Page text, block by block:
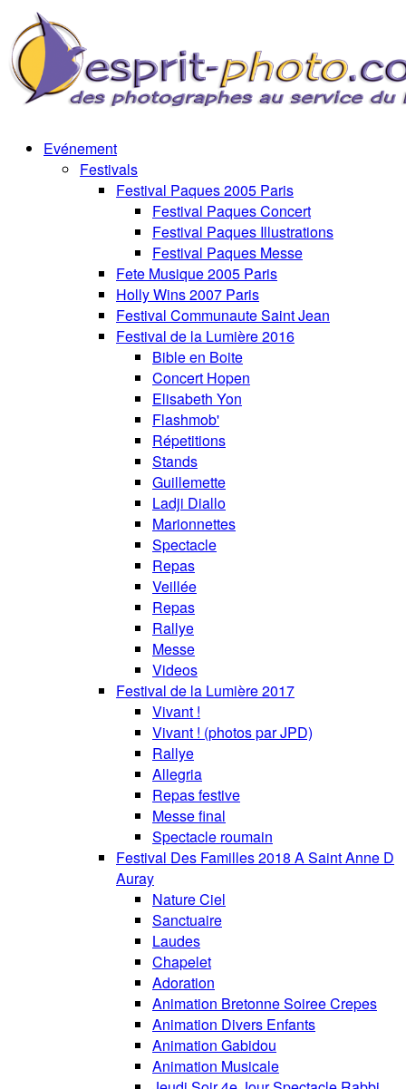
Evénement
Festivals
Festival Paques 2005 Paris
Festival Paques Concert
Festival Paques Illustrations
Festival Paques Messe
Fete Musique 2005 Paris
Holly Wins 2007 Paris
Festival Communaute Saint Jean
Festival de la Lumière 2016
Bible en Boite
Concert Hopen
Elisabeth Yon
Flashmob'
Répetitions
Stands
Guillemette
Ladji Diallo
Marionnettes
Spectacle
Repas
Veillée
Repas
Rallye
Messe
Videos
Festival de la Lumière 2017
Vivant !
Vivant ! (photos par JPD)
Rallye
Allegria
Repas festive
Messe final
Spectacle roumain
Festival Des Familles 2018 A Saint Anne D
Auray
Nature Ciel
Sanctuaire
Laudes
Chapelet
Adoration
Animation Bretonne Soiree Crepes
Animation Divers Enfants
Animation Gabidou
Animation Musicale